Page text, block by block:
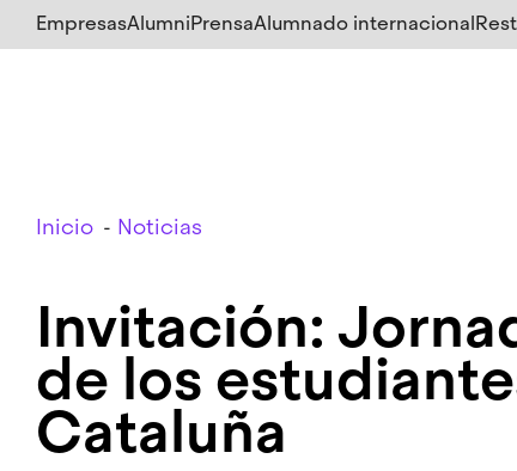
Salta
al
EmpresasAlumniPrensaAlumnado internacional
Breadcrumb
Inicio Noticias
Invitación:
de los
Cataluña